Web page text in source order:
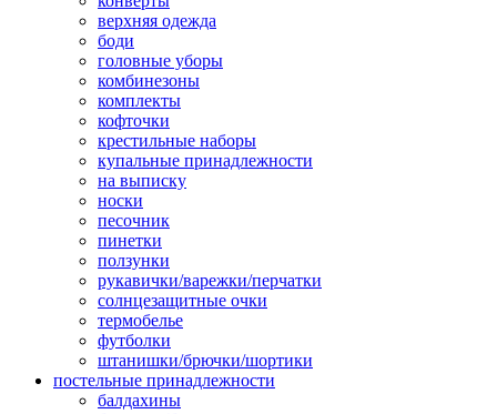
верхняя одежда
боди
головные уборы
комбинезоны
комплекты
кофточки
крестильные наборы
купальные принадлежности
на выписку
носки
песочник
пинетки
ползунки
рукавички/варежки/перчатки
солнцезащитные очки
термобелье
футболки
штанишки/брючки/шортики
постельные принадлежности
балдахины